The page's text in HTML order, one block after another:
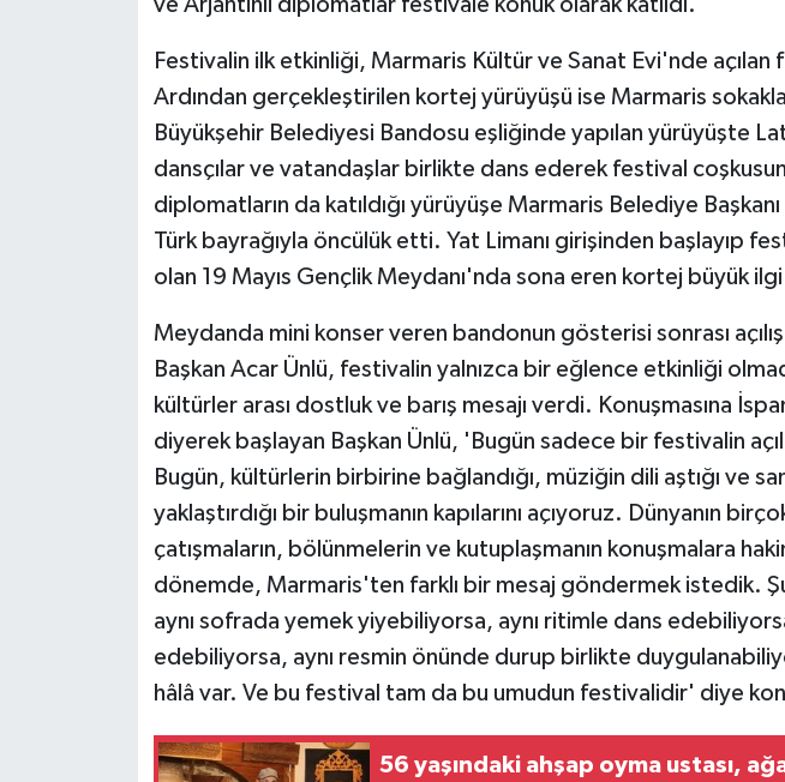
ve Arjantinli diplomatlar festivale konuk olarak katıldı.
Festivalin ilk etkinliği, Marmaris Kültür ve Sanat Evi'nde
Ardından gerçekleştirilen kortej yürüyüşü ise Marmaris
Büyükşehir Belediyesi Bandosu eşliğinde yapılan yürüyüşte
dansçılar ve vatandaşlar birlikte dans ederek festival
diplomatların da katıldığı yürüyüşe Marmaris Belediye
Türk bayrağıyla öncülük etti. Yat Limanı girişinden başlayıp
olan 19 Mayıs Gençlik Meydanı'nda sona eren kortej büyük
Meydanda mini konser veren bandonun gösterisi sonrası açılış
Başkan Acar Ünlü, festivalin yalnızca bir eğlence etkinliği
kültürler arası dostluk ve barış mesajı verdi. Konuşmasına
diyerek başlayan Başkan Ünlü, 'Bugün sadece bir festivalin
Bugün, kültürlerin birbirine bağlandığı, müziğin dili aştığı ve
yaklaştırdığı bir buluşmanın kapılarını açıyoruz. Dünyanın
çatışmaların, bölünmelerin ve kutuplaşmanın konuşmalara
dönemde, Marmaris'ten farklı bir mesaj göndermek istedik.
aynı sofrada yemek yiyebiliyorsa, aynı ritimle dans
edebiliyorsa, aynı resmin önünde durup birlikte
hâlâ var. Ve bu festival tam da bu umudun festivalidir' diye
56 yaşındaki ahşap oyma ustası,